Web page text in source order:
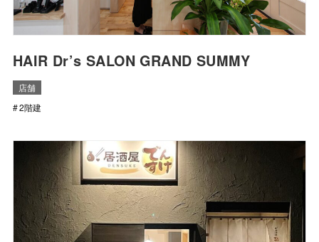
HAIR Dr’s SALON GRAND SUMMY
店舗
2階建